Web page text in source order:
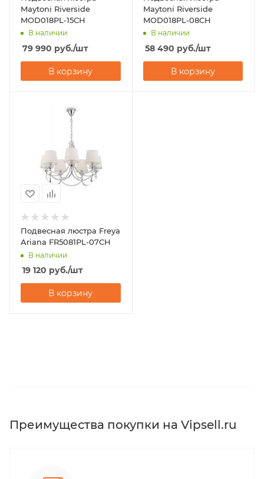
Maytoni Riverside
MOD018PL-15CH
В наличии
79 990 руб./шт
В корзину
Maytoni Riverside
MOD018PL-08CH
В наличии
58 490 руб./шт
В корзину
Подвесная люстра Freya
Ariana FR5081PL-07CH
В наличии
19 120 руб./шт
В корзину
Преимущества покупки на Vipsell.ru